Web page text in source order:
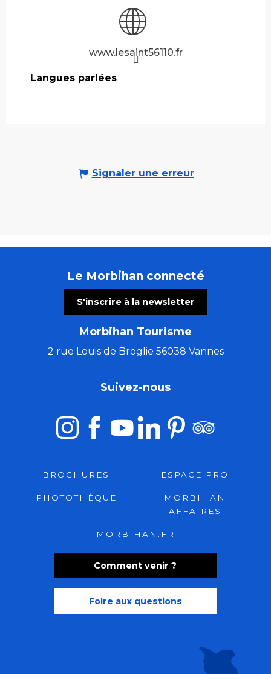
www.lesaint56110.fr
Langues parlées
Langues parlées
Signaler une erreur
Le Morbihan connecté
S'inscrire à la newsletter
Morbihan Tourisme
2 rue Louis de Broglie 56038 Vannes
Comment venir ?
Foire aux questions
Suivez-nous
BROCHURES ESPACE PRO
PHOTOTHÈQUE
MORBIHAN
AFFAIRES
MORBIHAN.FR